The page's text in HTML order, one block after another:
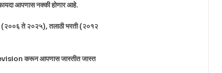
आपणास नक्की होणार आहे.
ते २०२५), तलाठी भरती (२०१२
Revision करून आपणास जास्तीत जास्त